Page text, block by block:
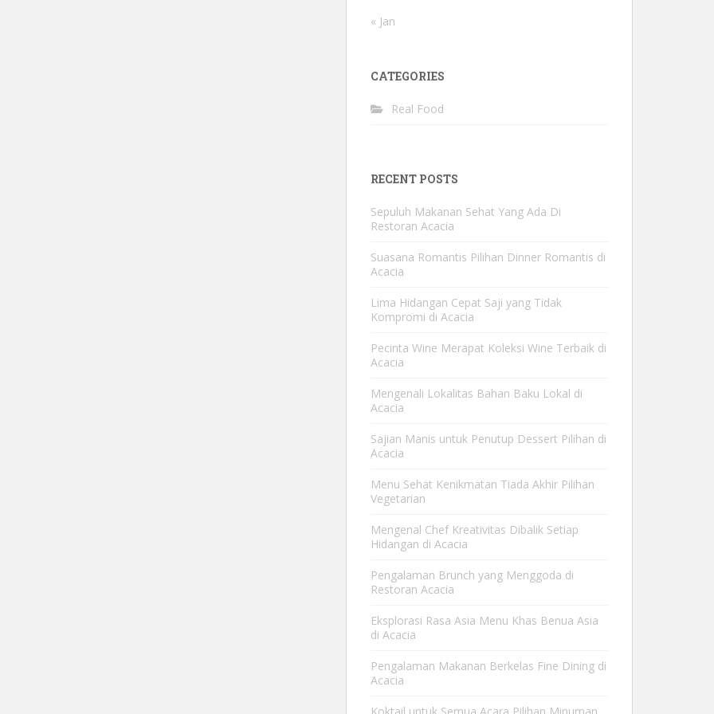
« Jan
CATEGORIES
Real Food
RECENT POSTS
Sepuluh Makanan Sehat Yang Ada Di
Restoran Acacia
Suasana Romantis Pilihan Dinner Romantis di
Acacia
Lima Hidangan Cepat Saji yang Tidak
Kompromi di Acacia
Pecinta Wine Merapat Koleksi Wine Terbaik di
Acacia
Mengenali Lokalitas Bahan Baku Lokal di
Acacia
Sajian Manis untuk Penutup Dessert Pilihan di
Acacia
Menu Sehat Kenikmatan Tiada Akhir Pilihan
Vegetarian
Mengenal Chef Kreativitas Dibalik Setiap
Hidangan di Acacia
Pengalaman Brunch yang Menggoda di
Restoran Acacia
Eksplorasi Rasa Asia Menu Khas Benua Asia
di Acacia
Pengalaman Makanan Berkelas Fine Dining di
Acacia